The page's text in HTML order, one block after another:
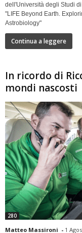
dell'Università degli Studi
"LIFE Beyond Earth.
Astrobiology"
Continua a leggere
In ricordo di
mondi nascosti
280
Matteo Massironi - 1